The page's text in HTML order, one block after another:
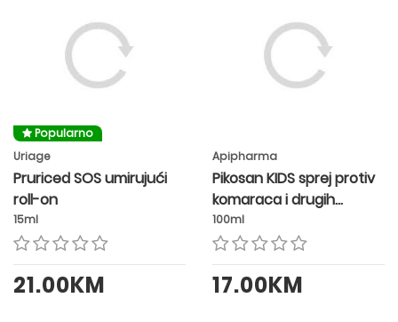
Popularno
Uriage
Pruriced SOS umirujući
roll-on
15ml
21.00KM
Apipharma
Pikosan KIDS sprej protiv
komaraca i drugih
insekata
100ml
17.00KM